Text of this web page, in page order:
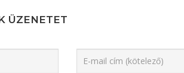
ÜZENETET